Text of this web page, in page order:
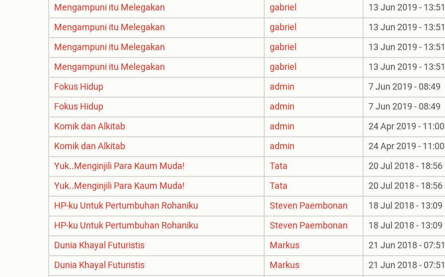
Mengampuni itu Melegakan
gabriel
13 Jun 2019 - 13:51
Mengampuni itu Melegakan
gabriel
13 Jun 2019 - 13:51
Mengampuni itu Melegakan
gabriel
13 Jun 2019 - 13:51
Mengampuni itu Melegakan
gabriel
13 Jun 2019 - 13:51
Fokus Hidup
admin
7 Jun 2019 - 08:49
Fokus Hidup
admin
7 Jun 2019 - 08:49
Komik dan Alkitab
admin
24 Apr 2019 - 11:00
Komik dan Alkitab
admin
24 Apr 2019 - 11:00
Yuk..Menginjili Para Kaum Muda!
Tata
20 Jul 2018 - 18:56
Yuk..Menginjili Para Kaum Muda!
Tata
20 Jul 2018 - 18:56
HP-ku Untuk Pertumbuhan Rohaniku
Steven Paembonan
18 Jul 2018 - 13:09
HP-ku Untuk Pertumbuhan Rohaniku
Steven Paembonan
18 Jul 2018 - 13:09
Dunia Khayal Futuristis
Markus
21 Jun 2018 - 07:51
Dunia Khayal Futuristis
Markus
21 Jun 2018 - 07:51